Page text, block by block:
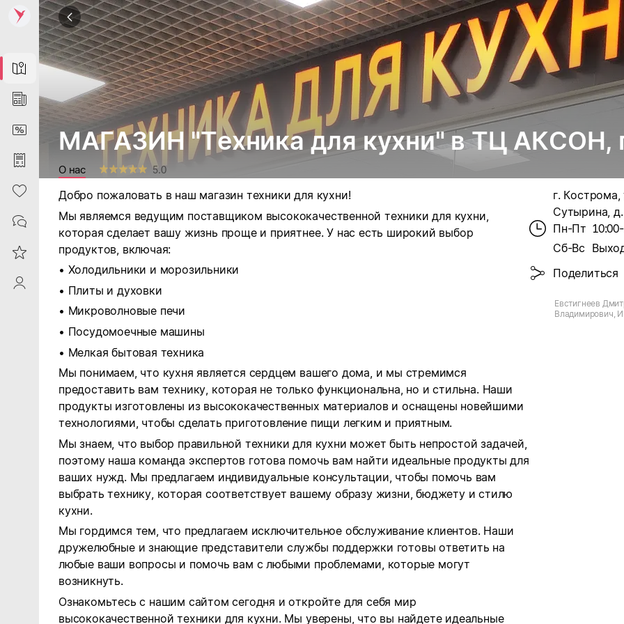
Map
News
DiscountCard
Purchases
Heart
Contacts
Reviews
ProfileSaby
МАГАЗИН "Техника для кухни" в ТЦ АКСОН,
О нас 5.0
Добро пожаловать в наш магазин техники для кухни!
Мы являемся ведущим поставщиком высококачественной техники для кухни,
которая сделает вашу жизнь проще и приятнее. У нас есть широкий выбор
продуктов, включая:
• Холодильники и морозильники
• Плиты и духовки
• Микроволновые печи
• Посудомоечные машины
• Мелкая бытовая техника
Мы понимаем, что кухня является сердцем вашего дома, и мы стремимся
предоставить вам технику, которая не только функциональна, но и стильна. Наши
продукты изготовлены из высококачественных материалов и оснащены новейшими
технологиями, чтобы сделать приготовление пищи легким и приятным.
Мы знаем, что выбор правильной техники для кухни может быть непростой задачей,
поэтому наша команда экспертов готова помочь вам найти идеальные продукты для
ваших нужд. Мы предлагаем индивидуальные консультации, чтобы помочь вам
выбрать технику, которая соответствует вашему образу жизни, бюджету и стилю
кухни.
Мы гордимся тем, что предлагаем исключительное обслуживание клиентов. Наши
дружелюбные и знающие представители службы поддержки готовы ответить на
любые ваши вопросы и помочь вам с любыми проблемами, которые могут
возникнуть.
Ознакомьтесь с нашим сайтом сегодня и откройте для себя мир
высококачественной техники для кухни. Мы уверены, что вы найдете идеальные
г. Кострома,
Сутырина,
Пн-Пт
Сб-Вс
Поделиться
Евстигнеев
Владимирович,